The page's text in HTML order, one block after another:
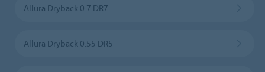
Allura Dryback 0.7 DR7
Allura Dryback 0.55 DR5